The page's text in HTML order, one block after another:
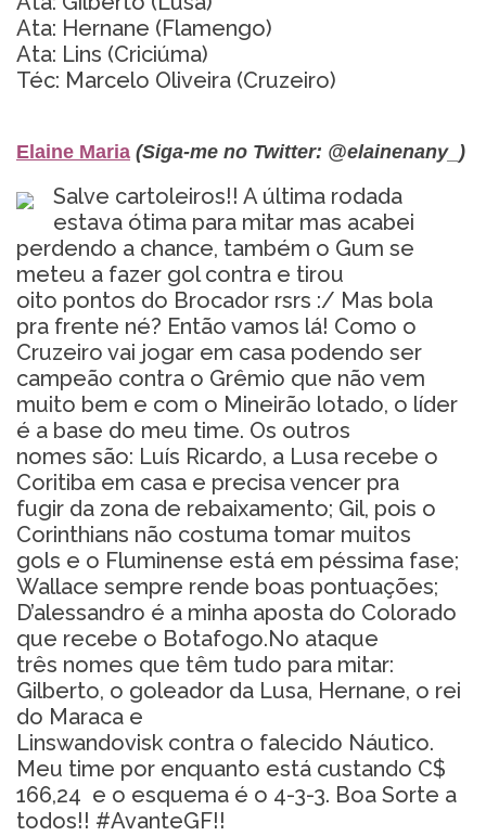
Ata: Hernane (Flamengo)
Ata: Lins (Criciúma)
Téc: Marcelo Oliveira (Cruzeiro)
Elaine Maria (Siga-me no Twitter: @elainenany_)
Salve cartoleiros!! A última rodada
estava ótima para mitar mas acabei
perdendo a chance, também o Gum se
meteu a fazer gol contra e tirou
oito pontos do Brocador rsrs :/ Mas bola
pra frente né? Então vamos lá! Como o
Cruzeiro vai jogar em casa podendo ser
campeão contra o Grêmio que não vem
muito bem e com o Mineirão lotado, o líder
é a base do meu time. Os outros
nomes são: Luís Ricardo, a Lusa recebe o
Coritiba em casa e precisa vencer pra
fugir da zona de rebaixamento; Gil, pois o
Corinthians não costuma tomar muitos
gols e o Fluminense está em péssima fase;
Wallace sempre rende boas pontuações;
D’alessandro é a minha aposta do Colorado
que recebe o Botafogo.No ataque
três nomes que têm tudo para mitar:
Gilberto, o goleador da Lusa, Hernane, o rei
do Maraca e
Linswandovisk contra o falecido Náutico.
Meu time por enquanto está custando C$
166,24 e o esquema é o 4-3-3. Boa Sorte a
todos!! #AvanteGF!!